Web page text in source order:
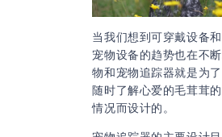
游戏
可听戴设备
当我们想到可穿戴设备和
宠物设备的趋势也在不
物和宠物追踪器就是为
随时了解心爱的毛茸茸
情况而设计的。